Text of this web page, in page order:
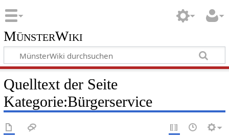
MünsterWiki
Quelltext der Seite
Kategorie:Bürgerservice